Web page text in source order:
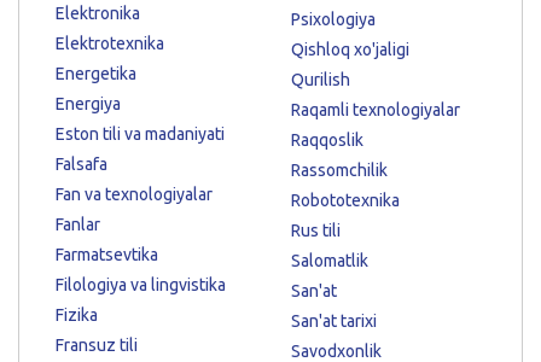
Elektronika
Elektrotexnika
Energetika
Energiya
Eston tili va madaniyati
Falsafa
Fan va texnologiyalar
Fanlar
Farmatsevtika
Filologiya va lingvistika
Fizika
Fransuz tili
Psixologiya
Qishloq xo'jaligi
Qurilish
Raqamli texnologiyalar
Raqqoslik
Rassomchilik
Robototexnika
Rus tili
Salomatlik
San'at
San'at tarixi
Savodxonlik